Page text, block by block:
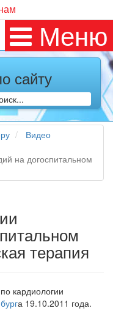
Меню
сайту
Видео
на догоспитальном
терапия
кардиологии
а 19.10.2011 года.